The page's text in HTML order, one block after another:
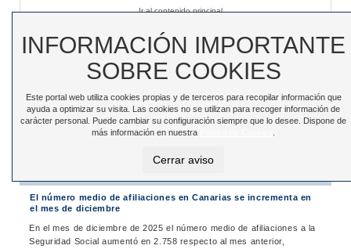
Ir al contenido principal
Toggle
navigation
El número medio de afiliaciones en Canarias se incrementa en
el mes de diciembre
En el mes de diciembre de 2025 el número medio de afiliaciones a la
Seguridad Social aumentó en 2.758 respecto al mes anterior,
INFORMACIÓN IMPORTANTE
SOBRE COOKIES
Este portal web utiliza cookies propias y de terceros para recopilar información que
ayuda a optimizar su visita. Las cookies no se utilizan para recoger información de
carácter personal. Puede cambiar su configuración siempre que lo desee. Dispone de
más información en nuestra
Cerrar aviso